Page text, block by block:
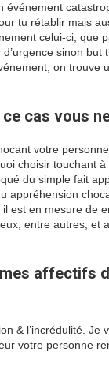
événement
tu rétablir mais
celui-ci,
sinon
on
cas vous
votre
choisir touchant
du simple fait
appréhension
est en mesure de
entre autres, et
affectifs
& l’incrédulité. Je
votre personne